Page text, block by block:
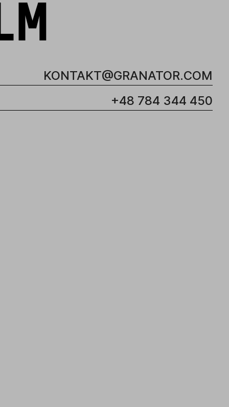
KONTAKT@GRANATOR.COM
+48 784 344 450